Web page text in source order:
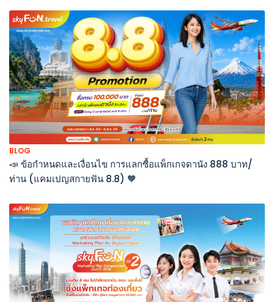
BLOG
📣 ข้อกำหนดและเงื่อนไข การแลกซื้อแพ็กเกจดานัง 888 บาท/
ท่าน (แคมเปญสกายฟัน 8.8) 🧡